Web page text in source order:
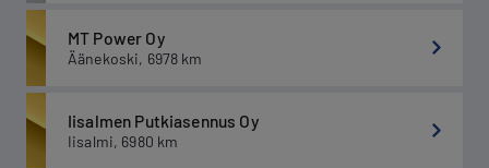
MT Power Oy
Äänekoski, 6978 km
Iisalmen Putkiasennus Oy
Iisalmi, 6980 km